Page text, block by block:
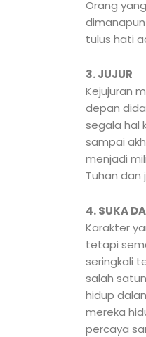
Orang
tulus hati
3. JUJUR
Kejujuran
depan
segala hal
sampai
menjadi
Tuhan dan
4. SUKA
Karakter
tetapi
seringkali
salah
hidup
mereka
percaya